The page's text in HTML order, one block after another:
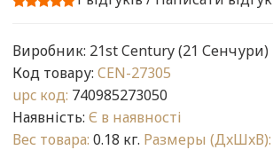
Виробник: 21st Century (21 Сенчури)
Код товару: CEN-27305
upc код: 740985273050
Наявність: Є в наявності
Вес товара: 0.18 кг. Размеры (ДxШxВ):